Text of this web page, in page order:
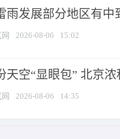
雨发展部分地区有中
2026-08-06 15:02
天空“显眼包” 北京
2026-08-06 14:35